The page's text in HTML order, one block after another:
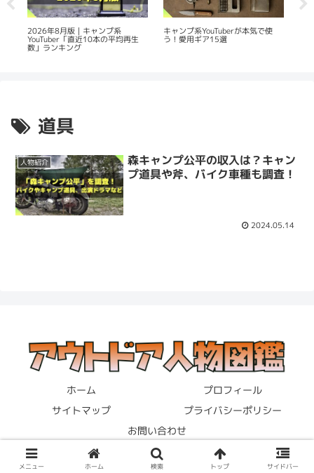
2026年8月版｜キャンプ系
YouTuber「直近10本の平均再生
数」ランキング
キャンプ系YouTuberが本気で使
う！愛用ギア15選
道具
人物紹介
森キャンプ公平の収入は？キャン
プ道具や斧、バイク車種も調査！
2024.05.14
ホーム
プロフィール
サイトマップ
プライバシーポリシー
お問い合わせ
© 2023 アウトドア人物図鑑.
メニュー ホーム 検索 トップ サイドバー